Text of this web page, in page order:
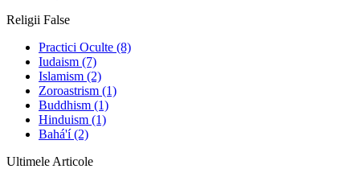
Religii False
Practici Oculte (8)
Iudaism (7)
Islamism (2)
Zoroastrism (1)
Buddhism (1)
Hinduism (1)
Bahá'í(2)
Ultimele Articole